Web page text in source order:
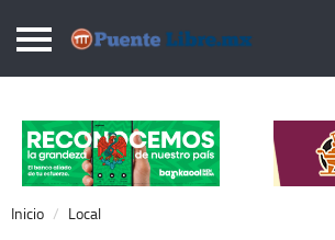
Puentelibre.mx
Local
Nacional
Opinión
Inicio Local